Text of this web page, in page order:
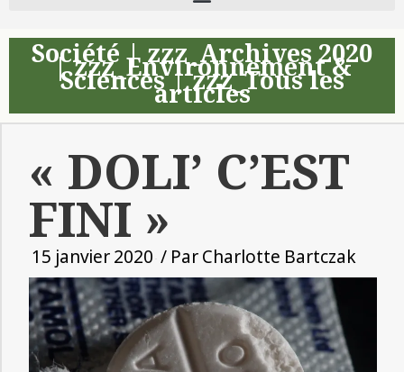
Société |zzz_Archives 2020
|zzz_Environnement &
Sciences|zzz_Tous les
articles
« DOLI’ C’EST
FINI »
15 janvier 2020 / ParCharlotte Bartczak